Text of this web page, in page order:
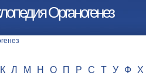
Органогенез
К Л М Н О П Р С Т У Ф Х